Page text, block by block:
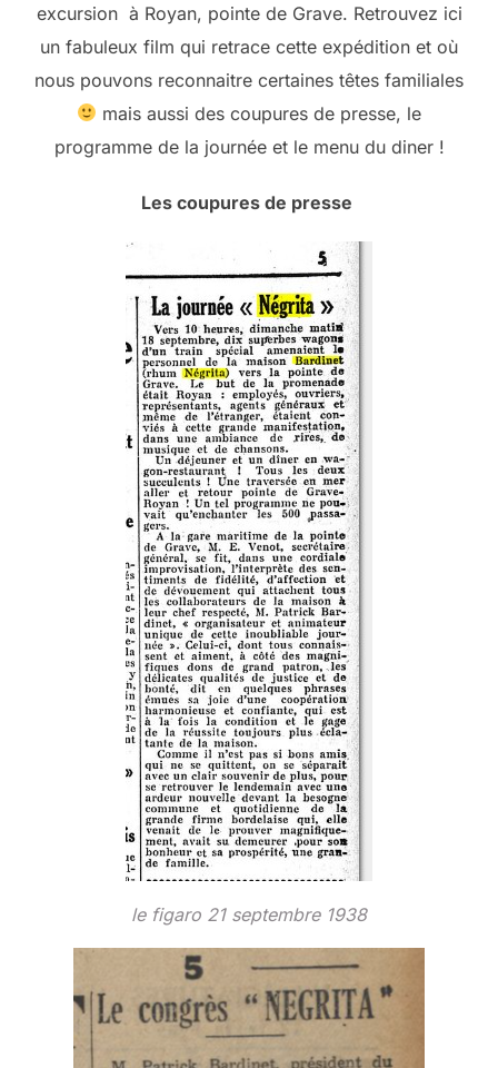
excursion à Royan, pointe de Grave. Retrouvez ici
un fabuleux film qui retrace cette expédition et où
nous pouvons reconnaitre certaines têtes familiales
mais aussi des coupures de presse, le
programme de la journée et le menu du diner !
Les coupures de presse
le figaro 21 septembre 1938